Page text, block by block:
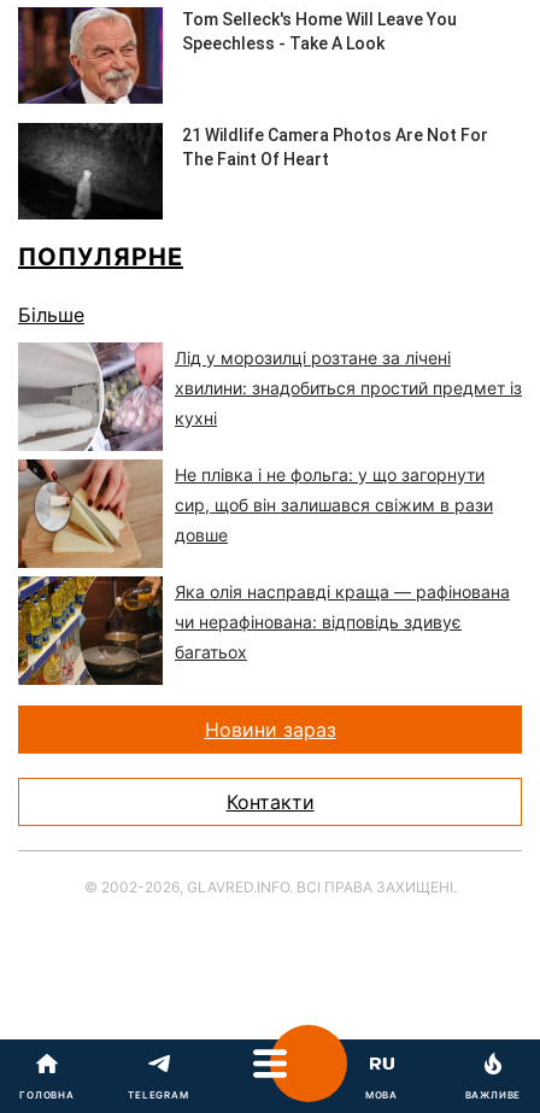
ГОЛОВНА TELEGRAM МОВА ВАЖЛИВЕ
ПОПУЛЯРНЕ
Більше
Лід у морозилці розтане за лічені
хвилини: знадобиться простий предмет із
кухні
Не плівка і не фольга: у що загорнути
сир, щоб він залишався свіжим в рази
довше
Яка олія насправді краща — рафінована
чи нерафінована: відповідь здивує
багатьох
Новини зараз
Контакти
© 2002-2026, GLAVRED.INFO. ВСІ ПРАВА ЗАХИЩЕНІ.